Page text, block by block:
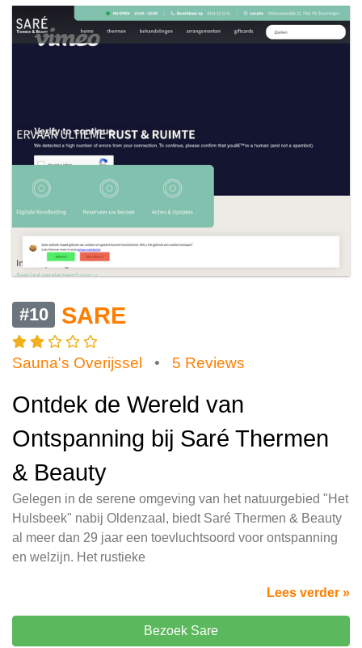
#10 SARE
Sauna's Overijssel • 5 Reviews
Ontdek de Wereld van
Ontspanning bij Saré Thermen
& Beauty
Gelegen in de serene omgeving van het natuurgebied "Het
Hulsbeek" nabij Oldenzaal, biedt Saré Thermen & Beauty
al meer dan 29 jaar een toevluchtsoord voor ontspanning
en welzijn. Het rustieke
Lees verder »
Bezoek Sare